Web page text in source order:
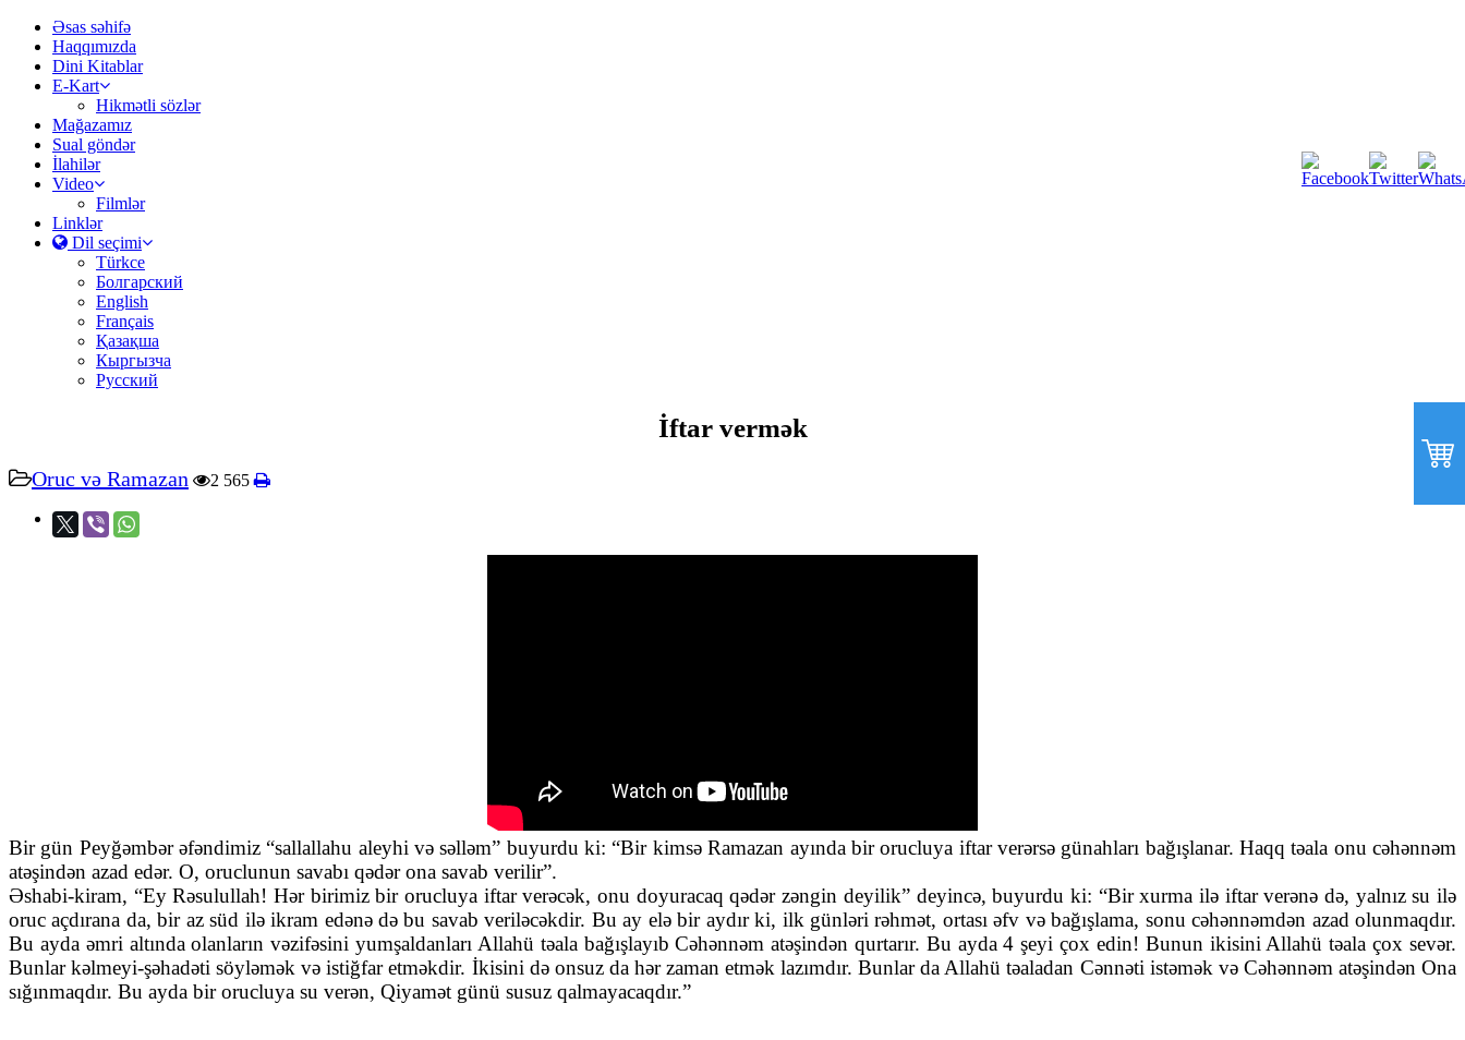
Əsas səhifə
Haqqımızda
Dini Kitablar
E-Kart
Hikmətli sözlər
Mağazamız
Sual göndər
İlahilər
Video
Filmlər
Linklər
Dil seçimi
Türkce
Болгарский
English
Français
Қазақша
Кыргызча
Русский
İftar vermək
Oruc və Ramazan 2 565
Bir gün Peyğəmbər əfəndimiz “sallallahu aleyhi və səlləm” buyurdu ki: “Bir kimsə Ramazan ayında bir orucluya iftar verərsə günahları bağışlanar. Haqq təala onu cəhənnəm
atəşindən azad edər. O, oruclunun savabı qədər ona savab verilir”.
Əshabi-kiram, “Ey Rəsulullah! Hər birimiz bir orucluya iftar verəcək, onu doyuracaq qədər zəngin deyilik” deyincə, buyurdu ki: “Bir xurma ilə iftar verənə də, yalnız su ilə
oruc açdırana da, bir az süd ilə ikram edənə də bu savab veriləcəkdir. Bu ay elə bir aydır ki, ilk günləri rəhmət, ortası əfv və bağışlama, sonu cəhənnəmdən azad olunmaqdır.
Bu ayda əmri altında olanların vəzifəsini yumşaldanları Allahü təala bağışlayıb Cəhənnəm atəşindən qurtarır. Bu ayda 4 şeyi çox edin! Bunun ikisini Allahü təala çox sevər.
Bunlar kəlmeyi-şəhadəti söyləmək və istiğfar etməkdir. İkisini də onsuz da hər zaman etmək lazımdır. Bunlar da Allahü təaladan Cənnəti istəmək və Cəhənnəm atəşindən Ona
sığınmaqdır. Bu ayda bir orucluya su verən, Qiyamət günü susuz qalmayacaqdır.”